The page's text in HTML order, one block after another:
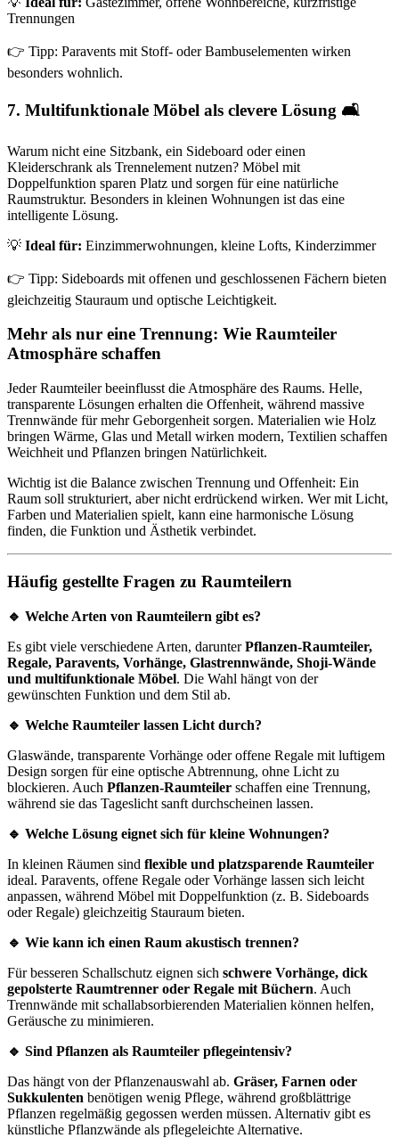
Trennungen
👉 Tipp: Paravents mit Stoff- oder Bambuselementen wirken
besonders wohnlich.
7. Multifunktionale Möbel als clevere Lösung 🛋️
Warum nicht eine Sitzbank, ein Sideboard oder einen
Kleiderschrank als Trennelement nutzen? Möbel mit
Doppelfunktion sparen Platz und sorgen für eine natürliche
Raumstruktur. Besonders in kleinen Wohnungen ist das eine
intelligente Lösung.
💡 Ideal für: Einzimmerwohnungen, kleine Lofts, Kinderzimmer
👉 Tipp: Sideboards mit offenen und geschlossenen Fächern bieten
gleichzeitig Stauraum und optische Leichtigkeit.
Mehr als nur eine Trennung: Wie Raumteiler
Atmosphäre schaffen
Jeder Raumteiler beeinflusst die Atmosphäre des Raums. Helle,
transparente Lösungen erhalten die Offenheit, während massive
Trennwände für mehr Geborgenheit sorgen. Materialien wie Holz
bringen Wärme, Glas und Metall wirken modern, Textilien schaffen
Weichheit und Pflanzen bringen Natürlichkeit.
Wichtig ist die Balance zwischen Trennung und Offenheit: Ein
Raum soll strukturiert, aber nicht erdrückend wirken. Wer mit Licht,
Farben und Materialien spielt, kann eine harmonische Lösung
finden, die Funktion und Ästhetik verbindet.
Häufig gestellte Fragen zu Raumteilern
🔹 Welche Arten von Raumteilern gibt es?
Es gibt viele verschiedene Arten, darunterPflanzen-Raumteiler,
Regale, Paravents, Vorhänge, Glastrennwände, Shoji-Wände
und multifunktionale Möbel. Die Wahl hängt von der
gewünschten Funktion und dem Stil ab.
🔹 Welche Raumteiler lassen Licht durch?
Glaswände, transparente Vorhänge oder offene Regale mit luftigem
Design sorgen für eine optische Abtrennung, ohne Licht zu
blockieren. Auch Pflanzen-Raumteiler schaffen eine Trennung,
während sie das Tageslicht sanft durchscheinen lassen.
🔹 Welche Lösung eignet sich für kleine Wohnungen?
In kleinen Räumen sind flexible und platzsparende Raumteiler
ideal. Paravents, offene Regale oder Vorhänge lassen sich leicht
anpassen, während Möbel mit Doppelfunktion (z. B. Sideboards
oder Regale) gleichzeitig Stauraum bieten.
🔹 Wie kann ich einen Raum akustisch trennen?
Für besseren Schallschutz eignen sich schwere Vorhänge, dick
gepolsterte Raumtrenner oder Regale mit Büchern. Auch
Trennwände mit schallabsorbierenden Materialien können helfen,
Geräusche zu minimieren.
🔹 Sind Pflanzen als Raumteiler pflegeintensiv?
Das hängt von der Pflanzenauswahl ab. Gräser, Farnen oder
Sukkulenten benötigen wenig Pflege, während großblättrige
Pflanzen regelmäßig gegossen werden müssen. Alternativ gibt es
künstliche Pflanzwände als pflegeleichte Alternative.